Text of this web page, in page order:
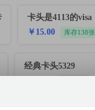
卡头是4113的visa
￥15.00 库存138张
经典卡头5329